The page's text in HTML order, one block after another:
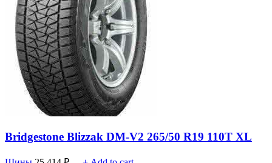
Bridgestone Blizzak DM-V2 265/50 R19 110T XL